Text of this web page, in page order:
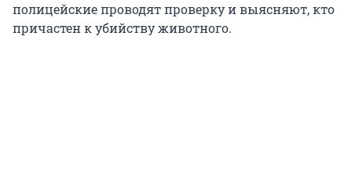
полицейские проводят проверку и выясняют, кто
причастен к убийству животного.